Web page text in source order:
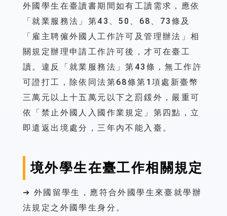
外國學生在臺讀書期間如有工讀需求，應依
「就業服務法」第43、50、68、73條及
「雇主聘僱外國人工作許可及管理辦法」相
關規定辦理申請工作許可後，才可在臺工
讀。違反「就業服務法」第43條，無工作許
可證打工，除依同法第68條第1項處新臺幣
三萬元以上十五萬元以下之罰鍰外，嚴重可
依「禁止外國人入國作業規定」第四點，立
即遣返出境處分，三年內不能入臺。
境外學生在臺工作相關規定
➔ 外國留學生，應符合外國學生來臺就學辦
法規定之外國學生身分。